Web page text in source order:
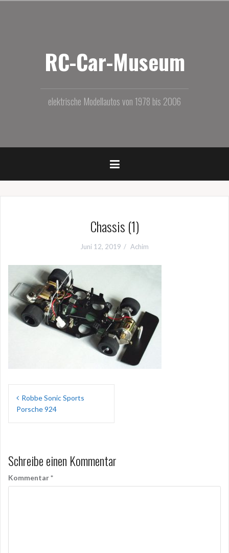
RC-Car-Museum
elektrische Modellautos von 1978 bis 2006
Chassis (1)
Juni 12, 2019 Achim
Beitragsnavigation
Robbe Sonic Sports
Porsche 924
Schreibe einen Kommentar
Kommentar*